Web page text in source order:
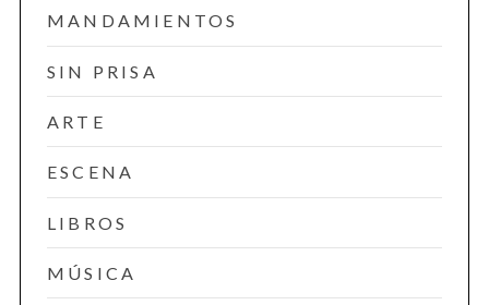
MANDAMIENTOS
SIN PRISA
ARTE
ESCENA
LIBROS
MÚSICA